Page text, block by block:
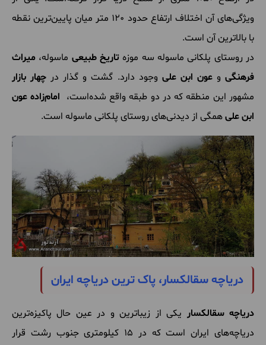
ویژگی‌های آن اختلاف ارتفاع حدود 120 متر میان پایین‌ترین نقطه
با بالاترین آن است.
در روستای پلکانی ماسوله سه موزه تاریخ طبیعی ماسوله، میراث
فرهنگیوعون ابن علی وجود دارد. گشت و گذار در چهار بازار
مشهور این منطقه که در دو طبقه واقع شده‌است، امام‌زاده عون
ابن علیهمگی از دیدنی‌های روستای پلکانی ماسوله است.
دریاچه سقالکسار، پاک ترین دریاچه ایران
دریاچه سقالکسار یکی از زیباترین و در عین حال پاکیزه‌ترین
دریاچه‌های ایران است که در 15 کیلومتری جنوب رشت قرار